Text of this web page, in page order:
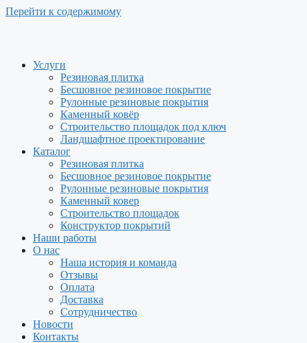
Перейти к содержимому
Услуги
Резиновая плитка
Бесшовное резиновое покрытие
Рулонные резиновые покрытия
Каменный ковёр
Строительство площадок под ключ
Ландшафтное проектирование
Каталог
Резиновая плитка
Бесшовное резиновое покрытие
Рулонные резиновые покрытия
Каменный ковер
Строительство площадок
Конструктор покрытий
Наши работы
О нас
Наша история и команда
Отзывы
Оплата
Доставка
Сотрудничество
Новости
Контакты